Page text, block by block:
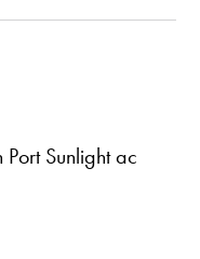
Sunlight ac